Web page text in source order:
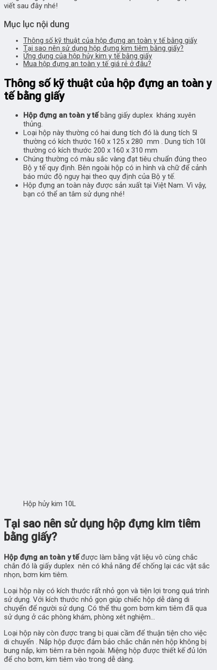
viết sau đây nhé!
Mục lục nội dung
Thông số kỹ thuật của hộp đựng an toàn y tế bằng giấy
Tại sao nên sử dụng hộp đựng kim tiêm bằng giấy?
Ứng dụng của hộp hủy kim y tế bằng giấy
Mua hộp đựng an toàn y tế giá rẻ ở đâu?
Thông số kỹ thuật của hộp đựng an toàn y
tế bằng giấy
Hộp đựng an toàn y tếbằng giấy duplex kháng xuyên
thủng.
Loại hộp này thường có hai dung tích đó là dung tích 5l
thường có kích thước 160 x 125 x 280 mm . Dung tích 10l
thường có kích thước 200 x 160 x 310 mm
Chúng thường có màu sắc vàng đạt tiêu chuẩn đúng theo
Bộ y tế quy định. Bên ngoài hộp có in hình và chữ để cảnh
báo mức độ nguy hại theo quy định của Bộ y tế.
Hộp đựng an toàn này được sản xuất tại Việt Nam. Vì vậy,
bạn có thể an tâm sử dụng nhé!
Hộp hủy kim 10L
Tại sao nên sử dụng hộp đựng kim tiêm
bằng giấy?
Hộp đựng an toàn y tếđược làm bằng vật liệu vô cùng chắc
chắn đó là giấy duplex nên có khả năng để chống lại các vật sắc
nhọn, bơm kim tiêm.
Loại hộp này có kích thước rất nhỏ gọn và tiện lợi trong quá trình
sử dụng. Với kích thước nhỏ gọn giúp chiếc hộp dễ dàng di
chuyển để người sử dụng. Có thể thu gom bơm kim tiêm đã qua
sử dụng ở các phòng khám, phòng xét nghiệm…
Loại hộp này còn được trang bị quai cầm để thuận tiện cho việc
di chuyển . Nắp hộp được đảm bảo chắc chắn nên hộp không bị
bung nắp, kim tiêm ra bên ngoài. Miệng hộp được thiết kế đủ lớn
để cho bơm, kim tiêm vào trong dễ dàng.